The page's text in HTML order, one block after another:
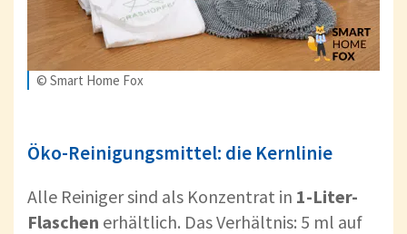
© Smart Home Fox
Öko-Reinigungsmittel: die Kernlinie
Alle Reiniger sind als Konzentrat in 1-Liter-
Flaschen erhältlich. Das Verhältnis: 5 ml auf